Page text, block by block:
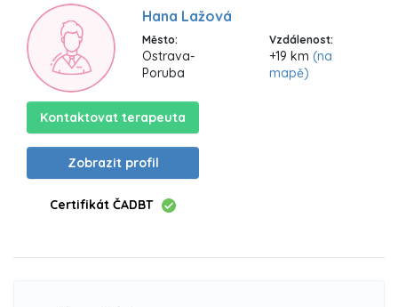
Hana Lažová
Město:
Ostrava-
Poruba
Vzdálenost:
+19 km (na
mapě)
Kontaktovat terapeuta
Zobrazit profil
Certifikát ČADBT